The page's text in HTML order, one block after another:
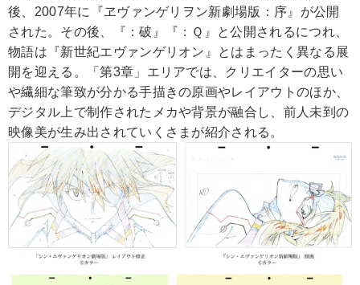
後、2007年に『ヱヴァンゲリヲン新劇場版：序』が公開
された。その後、『：破』『：Ｑ』と公開されるにつれ、
物語は『新世紀エヴァンゲリオン』とはまったく異なる展
開を迎える。「第3章」エリアでは、クリエイターの思い
や繊細な筆致が分かる手描きの原画やレイアウトのほか、
デジタル上で制作されたメカや背景が融合し、前人未到の
映像美が生み出されていくさまが紹介される。